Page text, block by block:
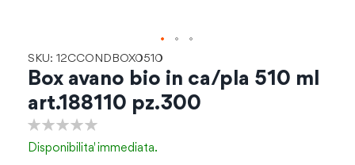
SKU: 12CCONDBOX0510
Box avano bio in ca/pla 510 ml
art.188110 pz.300
Disponibilita'immediata.
all'inizio
galleria